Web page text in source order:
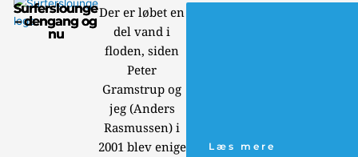
Surferslounge
– dengang og
nu
Der er løbet en
del vand i
floden, siden
Peter
Gramstrup og
jeg (Anders
Rasmussen) i
2001 blev enige
Læs mere